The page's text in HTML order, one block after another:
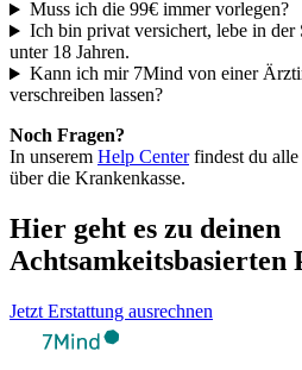
Muss ich die 99€ immer vorlegen?
Ich bin privat versichert, lebe in der
unter 18 Jahren.
Kann ich mir 7Mind von einer
verschreiben lassen?
Noch Fragen?
In unserem Help Centerfindest du alle
über die Krankenkasse.
Hier geht es zu deinen
Achtsamkeitsbasierten
Jetzt Erstattung ausrechnen